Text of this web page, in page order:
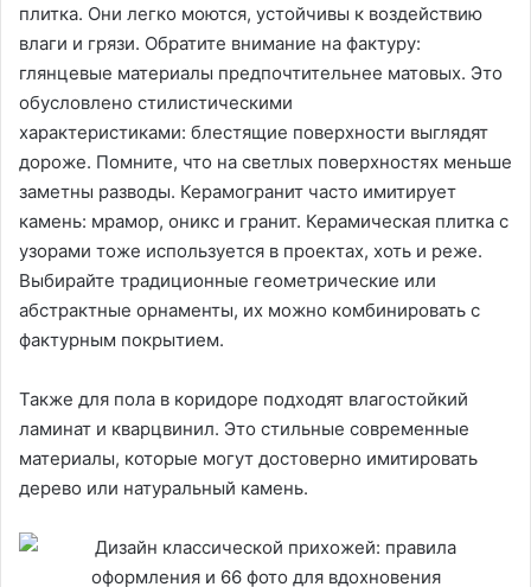
плитка. Они легко моются, устойчивы к воздействию
влаги и грязи. Обратите внимание на фактуру:
глянцевые материалы предпочтительнее матовых. Это
обусловлено стилистическими
характеристиками: блестящие поверхности выглядят
дороже. Помните, что на светлых поверхностях меньше
заметны разводы. Керамогранит часто имитирует
камень: мрамор, оникс и гранит. Керамическая плитка с
узорами тоже используется в проектах, хоть и реже.
Выбирайте традиционные геометрические или
абстрактные орнаменты, их можно комбинировать с
фактурным покрытием.
Также для пола в коридоре подходят влагостойкий
ламинат и кварцвинил. Это стильные современные
материалы, которые могут достоверно имитировать
дерево или натуральный камень.